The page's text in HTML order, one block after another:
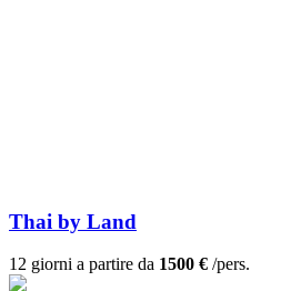
Thai by Land
12 giorni a partire da 1500 € /pers.